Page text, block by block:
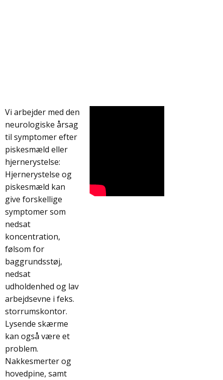
Vi arbejder med den
neurologiske årsag
til symptomer efter
piskesmæld eller
hjernerystelse:
Hjernerystelse og
piskesmæld kan
give forskellige
symptomer som
nedsat
koncentration,
følsom for
baggrundsstøj,
nedsat
udholdenhed og lav
arbejdsevne i feks.
storrumskontor.
Lysende skærme
kan også være et
problem.
Nakkesmerter og
hovedpine, samt